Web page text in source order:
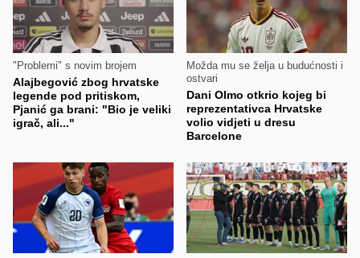
"Problemi" s novim brojem
Alajbegović zbog hrvatske
legende pod pritiskom,
Pjanić ga brani: "Bio je veliki
igrač, ali..."
Možda mu se želja u budućnosti i
ostvari
Dani Olmo otkrio kojeg bi
reprezentativca Hrvatske
volio vidjeti u dresu
Barcelone